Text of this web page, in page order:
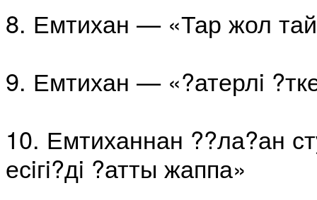
8. Емтихан — «Тар жол
9. Емтихан — «?атерлi
10. Емтиханнан ??ла?ан
есiгi?дi ?атты жаппа»